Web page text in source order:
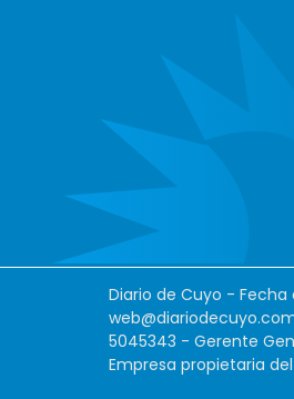
Diario de Cuyo - Fecha
5045343 - Gerente
Empresa propietaria del